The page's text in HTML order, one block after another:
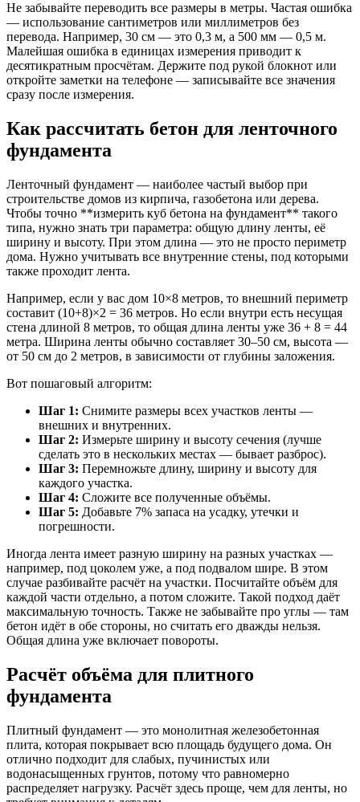
Не забывайте переводить все размеры в метры. Частая ошибка
— использование сантиметров или миллиметров без
перевода. Например, 30 см — это 0,3 м, а 500 мм — 0,5 м.
Малейшая ошибка в единицах измерения приводит к
десятикратным просчётам. Держите под рукой блокнот или
откройте заметки на телефоне — записывайте все значения
сразу после измерения.
Как рассчитать бетон для ленточного
фундамента
Ленточный фундамент — наиболее частый выбор при
строительстве домов из кирпича, газобетона или дерева.
Чтобы точно **измерить куб бетона на фундамент** такого
типа, нужно знать три параметра: общую длину ленты, её
ширину и высоту. При этом длина — это не просто периметр
дома. Нужно учитывать все внутренние стены, под которыми
также проходит лента.
Например, если у вас дом 10×8 метров, то внешний периметр
составит (10+8)×2 = 36 метров. Но если внутри есть несущая
стена длиной 8 метров, то общая длина ленты уже 36 + 8 = 44
метра. Ширина ленты обычно составляет 30–50 см, высота —
от 50 см до 2 метров, в зависимости от глубины заложения.
Вот пошаговый алгоритм:
Шаг 1: Снимите размеры всех участков ленты —
внешних и внутренних.
Шаг 2: Измерьте ширину и высоту сечения (лучше
сделать это в нескольких местах — бывает разброс).
Шаг 3: Перемножьте длину, ширину и высоту для
каждого участка.
Шаг 4: Сложите все полученные объёмы.
Шаг 5: Добавьте 7% запаса на усадку, утечки и
погрешности.
Иногда лента имеет разную ширину на разных участках —
например, под цоколем уже, а под подвалом шире. В этом
случае разбивайте расчёт на участки. Посчитайте объём для
каждой части отдельно, а потом сложите. Такой подход даёт
максимальную точность. Также не забывайте про углы — там
бетон идёт в обе стороны, но считать его дважды нельзя.
Общая длина уже включает повороты.
Расчёт объёма для плитного
фундамента
Плитный фундамент — это монолитная железобетонная
плита, которая покрывает всю площадь будущего дома. Он
отлично подходит для слабых, пучинистых или
водонасыщенных грунтов, потому что равномерно
распределяет нагрузку. Расчёт здесь проще, чем для ленты, но